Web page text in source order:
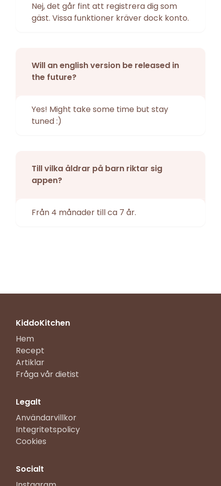
Nej, det går fint att registrera dig som
gäst. Vissa funktioner kräver dock konto.
Will an english version be released in
the future?
Yes! Might take some time but stay
tuned :)
Till vilka åldrar på barn riktar sig
appen?
Från 4 månader till ca 7 år.
KiddoKitchen
Hem
Recept
Artiklar
Fråga vår dietist
Legalt
Användarvillkor
Integritetspolicy
Cookies
Socialt